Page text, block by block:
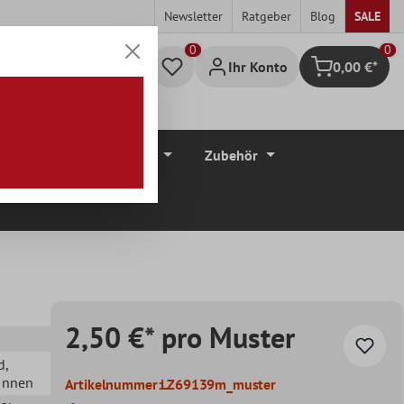
Newsletter Ratgeber Blog SALE
Ihr Konto Warenkorb
0
0,00 €*
Zubehör
,
2,50 €* pro Muster
Artikelnummer:LZ69139m_muster